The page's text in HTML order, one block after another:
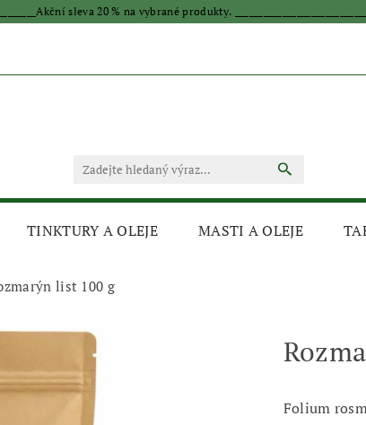
sleva 20 % na vybrané produkty.
TINKTURY A OLEJE MASTI A OLEJE
list 100 g
Folium